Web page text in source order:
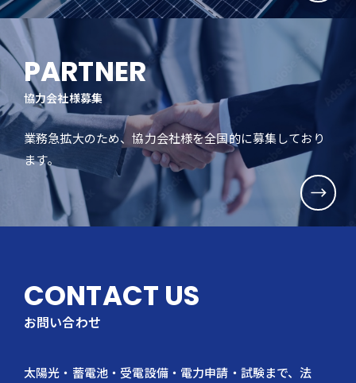
PARTNER
協力会社様募集
業務急拡大のため、協力会社様を全国的に募集しており
ます。
CONTACT US
お問い合わせ
太陽光・蓄電池・受電設備・電力申請・試験まで、法